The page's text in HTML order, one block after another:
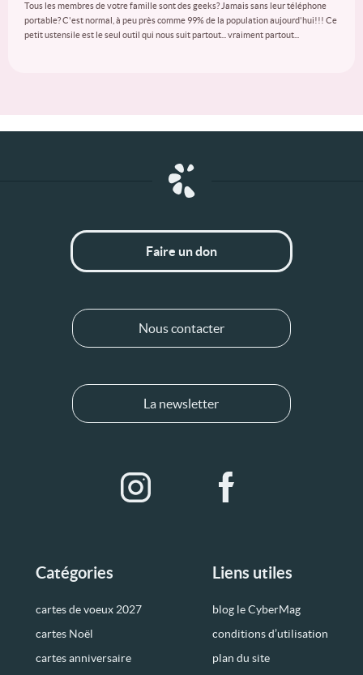
Tous les membres de votre famille sont des geeks? Jamais sans leur téléphone
portable? C'est normal, à peu près comme 99% de la population aujourd'hui!!! Ce
petit ustensile est le seul outil qui nous suit partout... vraiment partout...
Catégories
cartes de voeux 2027
cartes Noël
cartes anniversaire
Liens utiles
blog le CyberMag
conditions d’utilisation
plan du site
Faire un don
Nous contacter
La newsletter